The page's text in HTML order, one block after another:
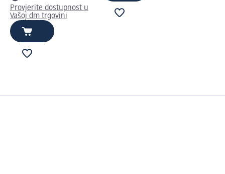
Provjerite dostupnost u
Vašoj dm trgovini